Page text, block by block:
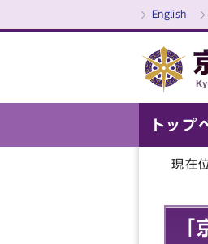
English
トップ
現在